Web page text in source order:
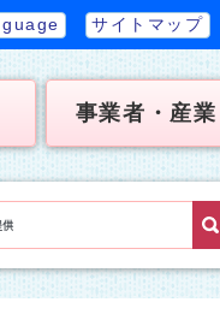
サイトマップ
事業者・産業